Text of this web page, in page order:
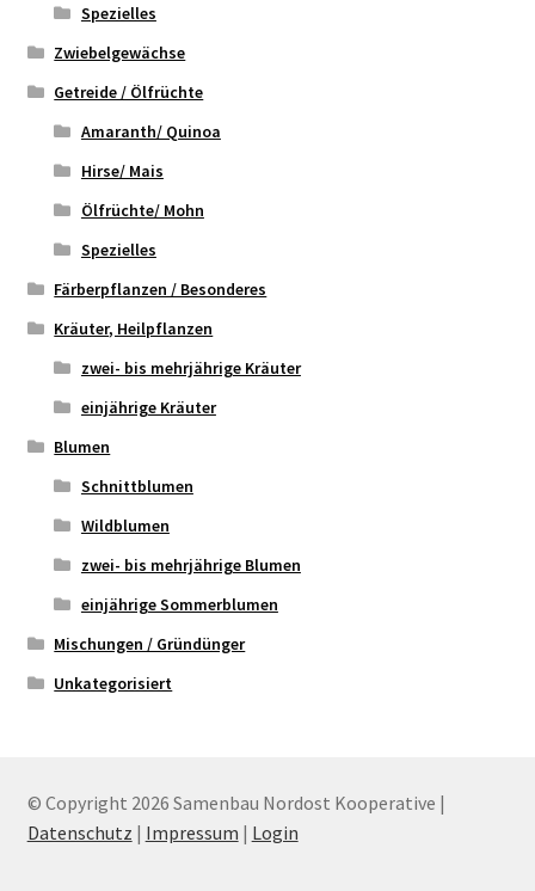
Spezielles
Zwiebelgewächse
Getreide / Ölfrüchte
Amaranth/ Quinoa
Hirse/ Mais
Ölfrüchte/ Mohn
Spezielles
Färberpflanzen / Besonderes
Kräuter, Heilpflanzen
zwei- bis mehrjährige Kräuter
einjährige Kräuter
Blumen
Schnittblumen
Wildblumen
zwei- bis mehrjährige Blumen
einjährige Sommerblumen
Mischungen / Gründünger
Unkategorisiert
© Copyright 2026 Samenbau Nordost Kooperative |
Datenschutz | Impressum | Login